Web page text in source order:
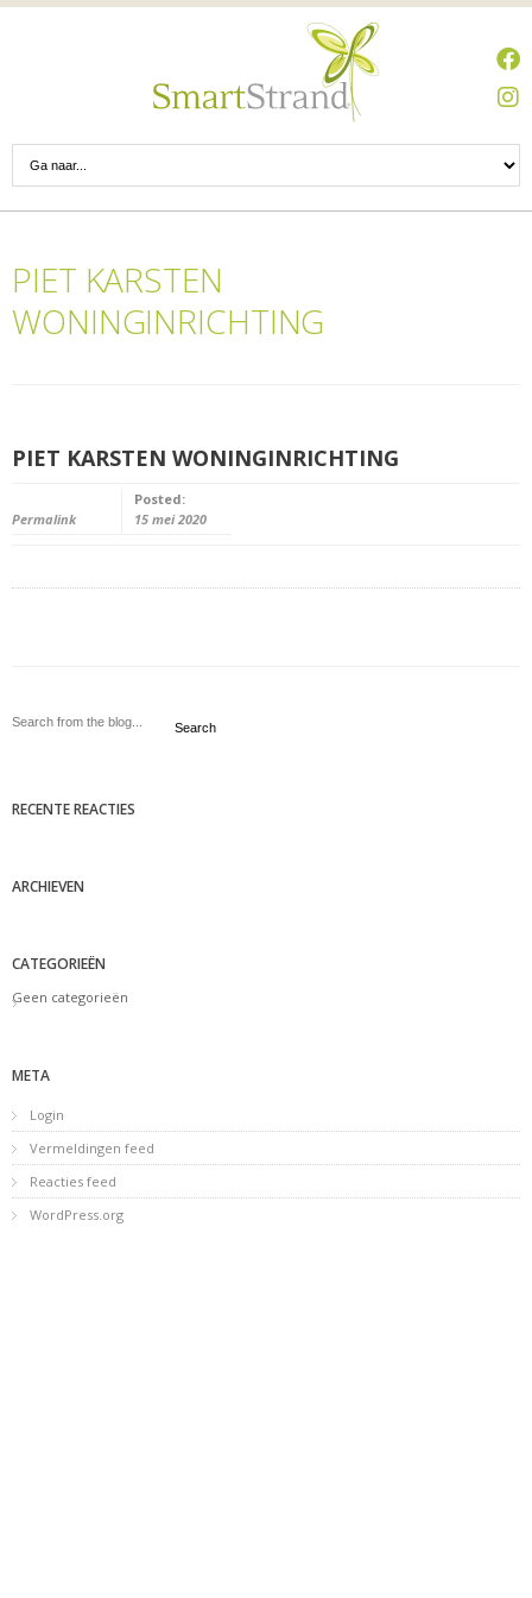
PIET KARSTEN
WONINGINRICHTING
PIET KARSTEN WONINGINRICHTING
Permalink
Posted:
15 mei 2020
Search
RECENTE REACTIES
ARCHIEVEN
CATEGORIEËN
Geen categorieën
META
Login
Vermeldingen feed
Reacties feed
WordPress.org